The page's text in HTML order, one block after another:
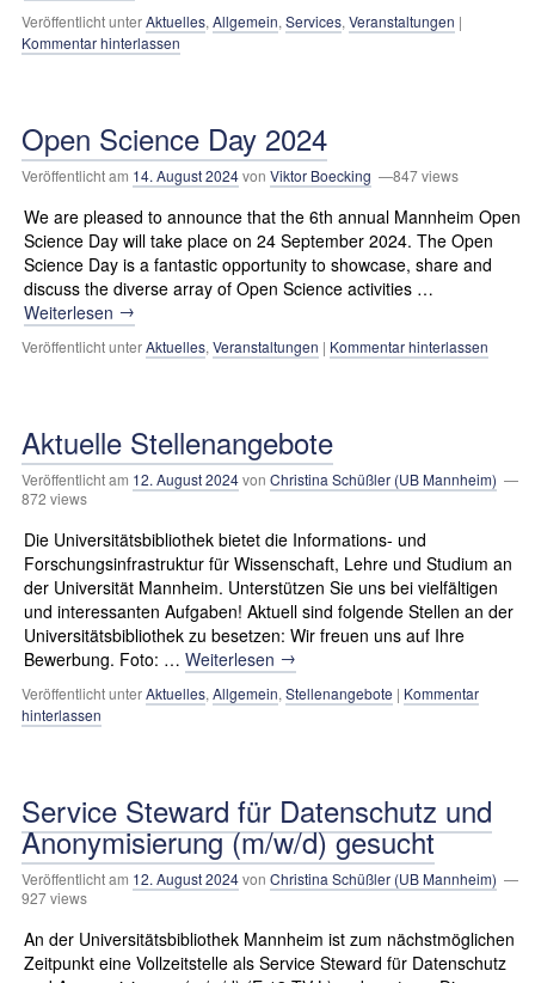
Veröffentlicht unterAktuelles, Allgemein, Services, Veranstaltungen |
Kommentar hinterlassen
Open Science Day 2024
Veröffentlicht am 14. August 2024von Viktor Boecking —847 views
We are pleased to announce that the 6th annual Mannheim Open
Science Day will take place on 24 September 2024. The Open
Science Day is a fantastic opportunity to showcase, share and
discuss the diverse array of Open Science activities …
Weiterlesen →
Veröffentlicht unterAktuelles, Veranstaltungen | Kommentar hinterlassen
Aktuelle Stellenangebote
Veröffentlicht am 12. August 2024von Christina Schüßler (UB Mannheim) —
872 views
Die Universitätsbibliothek bietet die Informations- und
Forschungs­infrastruktur für Wissenschaft, Lehre und Studium an
der Universität Mannheim. Unter­stützen Sie uns bei vielfältigen
und interessanten Aufgaben! Aktuell sind folgende Stellen an der
Universitätsbibliothek zu besetzen: Wir freuen uns auf Ihre
Bewerbung. Foto: … Weiterlesen →
Veröffentlicht unterAktuelles, Allgemein, Stellenangebote | Kommentar
hinterlassen
Service Steward für Datenschutz und
Anonymisierung (m/w/d) gesucht
Veröffentlicht am 12. August 2024von Christina Schüßler (UB Mannheim) —
927 views
An der Universitäts­bibliothek Mannheim ist zum nächstmöglichen
Zeitpunkt eine Vollzeitstelle als Service Steward für Datenschutz